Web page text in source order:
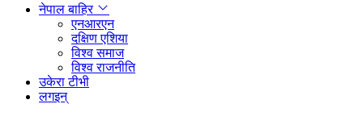
नेपाल बाहिर
एनआरएन
दक्षिण एशिया
विश्व समाज
विश्व राजनीति
उकेरा टीभी
लगइन्